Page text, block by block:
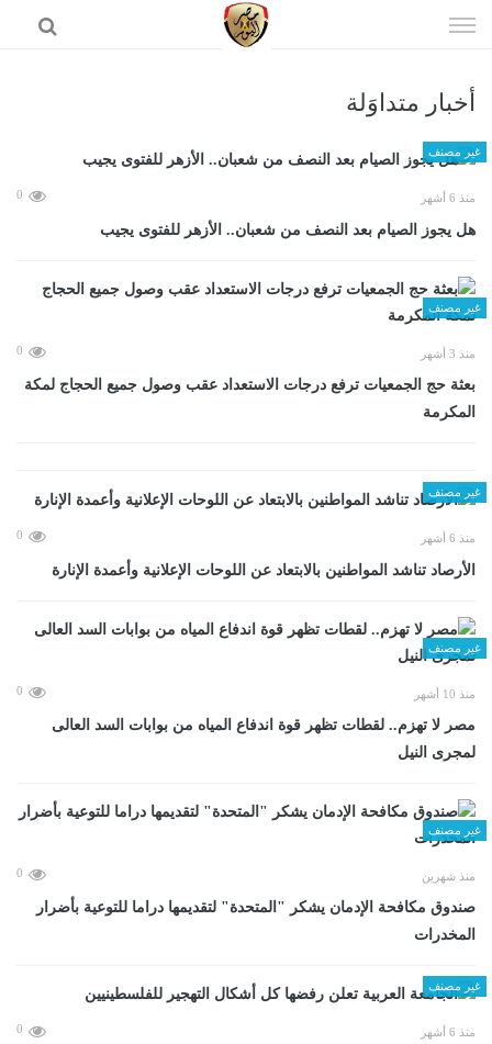
الى
أخبار متداوَلة
غير مصنف
منذ 6 أشهر 0
هل يجوز الصيام بعد النصف من شعبان.. الأزهر للفتوى يجيب
غير مصنف
منذ 3 أشهر 0
بعثة حج الجمعيات ترفع درجات الاستعداد عقب وصول جميع الحجاج لمكة
المكرمة
غير مصنف
منذ 6 أشهر 0
الأرصاد تناشد المواطنين بالابتعاد عن اللوحات الإعلانية وأعمدة الإنارة
غير مصنف
منذ 10 أشهر 0
مصر لا تهزم.. لقطات تظهر قوة اندفاع المياه من بوابات السد العالى
لمجرى النيل
غير مصنف
منذ شهرين 0
صندوق مكافحة الإدمان يشكر "المتحدة" لتقديمها دراما للتوعية بأضرار
المخدرات
غير مصنف
منذ 6 أشهر 0